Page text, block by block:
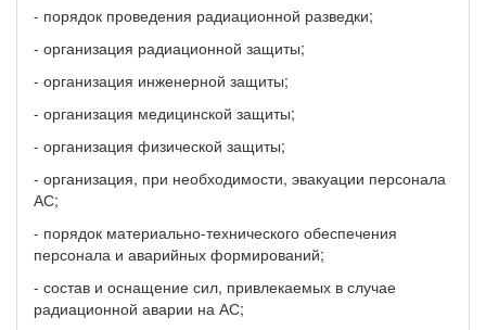
- порядок проведения радиационной разведки;
- организация радиационной защиты;
- организация инженерной защиты;
- организация медицинской защиты;
- организация физической защиты;
- организация, при необходимости, эвакуации персонала
АС;
- порядок материально-технического обеспечения
персонала и аварийных формирований;
- состав и оснащение сил, привлекаемых в случае
радиационной аварии на АС;